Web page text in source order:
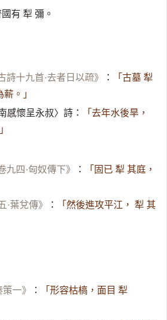
有 犁 彌。
詩十九首·去者日以疏》 ：
「古墓 犁
。」
感懷呈永叔〉詩：
「去年水後旱，
九四·匈奴傳下》 ：
「固已 犁 其庭，
·葉兌傳》
：
「然後進攻平江， 犁 其
策一》 ：
「形容枯槁，面目 犁